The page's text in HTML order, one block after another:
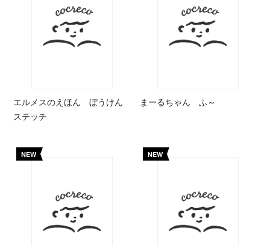
エルメスのえほん ぼうけん
ステッチ
まーるちゃん ふ～
NEW NEW